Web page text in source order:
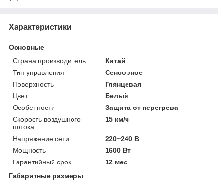
Характеристики
Основные
Страна производитель
Китай
Тип управления
Сенсорное
Поверхность
Глянцевая
Цвет
Белый
Особенности
Защита от перегрева
Скорость воздушного
потока
15 км/ч
Напряжение сети
220~240 В
Мощность
1600 Вт
Гарантийный срок
12 мес
Габаритные размеры